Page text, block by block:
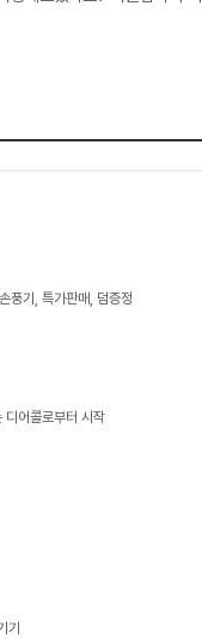
풍기, 특가판매, 덤증정
디어콜로부터 시작
기